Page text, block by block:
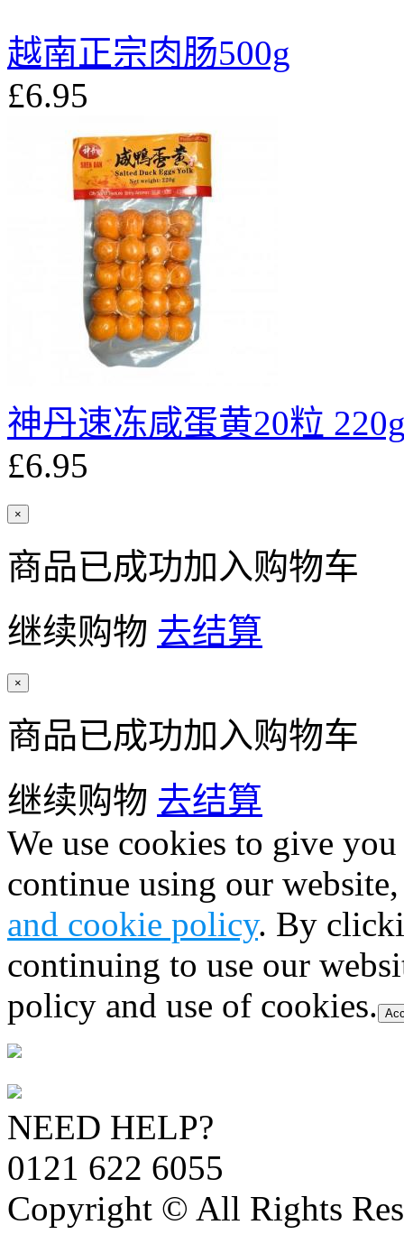
越南正宗肉肠500g
£6.95
神丹速冻咸蛋黄20粒
£6.95
×
商品已成功加入购物车
继续购物 去结算
×
商品已成功加入购物车
继续购物 去结算
We use cookies to give
continue using our
and cookie policy. By
continuing to use our
policy and use of cookies.
NEED HELP?
0121 622 6055
Copyright © All Rights